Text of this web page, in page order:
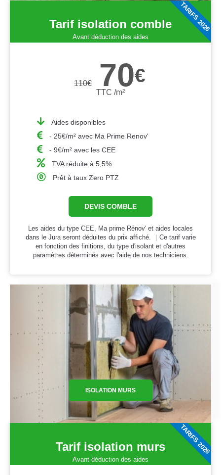
Tarif isolation comble
Avant déduction des aides
110€ 70€
TTC /m²
Aides disponibles
- 25€/m² avec Ma Prime Renov'
- 9€/m² avec les CEE
TVA réduite à 5,5%
Prêt à taux Zero PTZ
DEVIS COMBLE
Les aides du type CEE, Ma prime Rénov' et aides locales
dans le Jura seront déduites du prix affiché. ｜Ce tarif varie
en fonction des finitions, du type d'isolant et d'autres
paramètres déterminés avec l'aide de nos techniciens.
TARIFS 2026
ISOLATION MURS
Tarif isolation murs
Avant déduction des aides
TARIFS 2026